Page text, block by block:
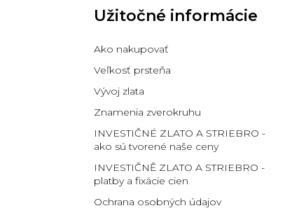
Užitočné informácie
Ako nakupovať
Veľkosť prsteňa
Vývoj zlata
Znamenia zverokruhu
INVESTIČNÉ ZLATO A STRIEBRO -
ako sú tvorené naše ceny
INVESTIČNĚ ZLATO A STRIEBRO -
platby a fixácie cien
Ochrana osobných údajov